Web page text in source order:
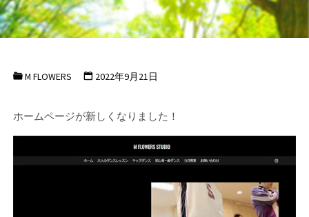
M FLOWERS 2022年9月21日
ホームページが新しくなりました！